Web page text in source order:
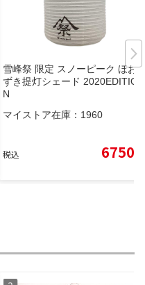
雪峰祭 限定 スノーピーク ほお
ずき提灯シェード 2020EDITIO
N
マイストア在庫： 1960
税込 6750